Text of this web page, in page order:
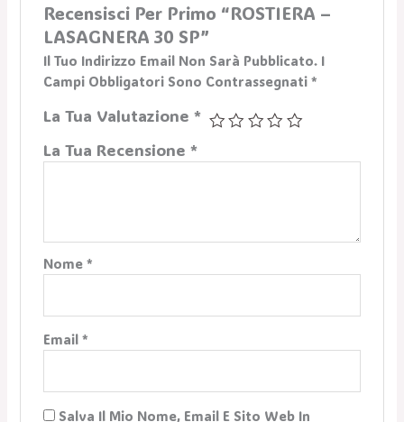
Recensisci Per Primo “ROSTIERA –
LASAGNERA 30 SP”
Il Tuo Indirizzo Email Non Sarà Pubblicato. I
Campi Obbligatori Sono Contrassegnati *
La Tua Valutazione *
La Tua Recensione *
Nome *
Email *
Salva Il Mio Nome, Email E Sito Web In